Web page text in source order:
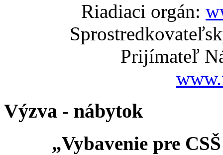
Riadiaci orgán:
Prijímateľ
Výzva - nábytok
„Vybavenie pre